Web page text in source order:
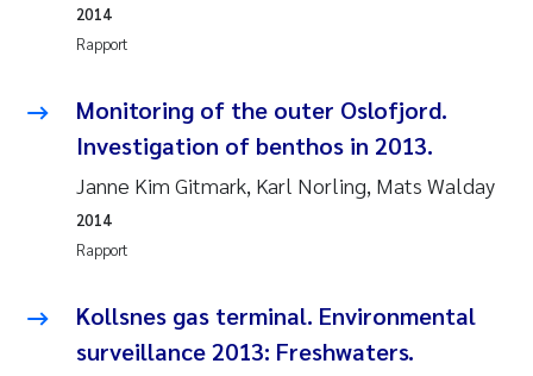
Kathrine Ivsett Johnsen
Pawel Krzeminski
Juan Carlos Farias Pardo
Chiara Consolaro
Frode Sundnes
Rapport
2014
Monitoring of the outer Oslofjord.
Investigation of benthos in 2013.
Janne Kim Gitmark, Karl Norling, Mats Walday
Rapport
2014
Kollsnes gas terminal. Environmental
surveillance 2013: Freshwaters.